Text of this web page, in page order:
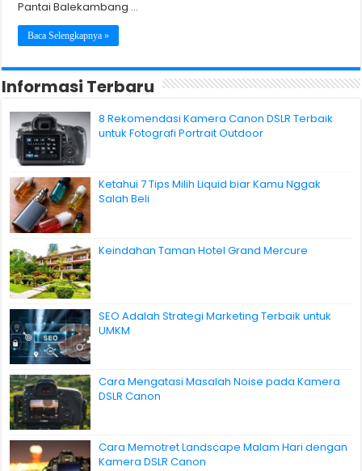
Pantai Balekambang …
Baca Selengkapnya »
Informasi Terbaru
8 Rekomendasi Kamera Canon DSLR Terbaik
untuk Fotografi Portrait Outdoor
Ketahui 7 Tips Milih Liquid biar Kamu Nggak
Salah Beli
Keindahan Taman Hotel Grand Mercure
SEO Adalah Strategi Marketing Terbaik untuk
UMKM
Cara Mengatasi Masalah Noise pada Kamera
DSLR Canon
Cara Memotret Landscape Malam Hari dengan
Kamera DSLR Canon